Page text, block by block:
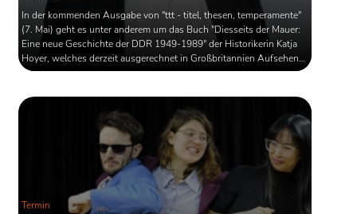
In der kommenden Ausgabe von "ttt - titel, thesen, temperamente"
(7. Mai) geht es unter anderem um das Buch "Diesseits der Mauer:
Eine neue Geschichte der DDR 1949-1989" der Historikerin Katja
Hoyer, welches derzeit ausgerechnet in Großbritannien Aufsehen
erregt. Außerdem geht es um die Präsidentschafts- und
Termin